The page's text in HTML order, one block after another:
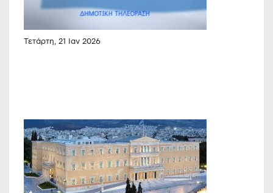
Τετάρτη, 21 Ιαν 2026